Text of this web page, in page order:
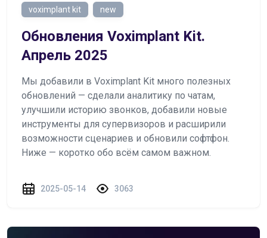
voximplant kit new
Обновления Voximplant Kit.
Апрель 2025
Мы добавили в Voximplant Kit много полезных
обновлений — сделали аналитику по чатам,
улучшили историю звонков, добавили новые
инструменты для супервизоров и расширили
возможности сценариев и обновили софтфон.
Ниже — коротко обо всём самом важном.
2025-05-14 3063